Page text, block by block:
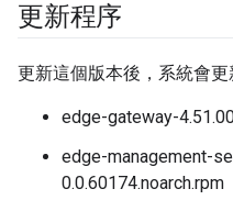
更新程序
更新這個版本後，系統會更
edge-gateway-
edge-management-
0.0.60174.noarch.rpm